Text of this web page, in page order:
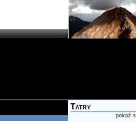
Tatry
pokaż